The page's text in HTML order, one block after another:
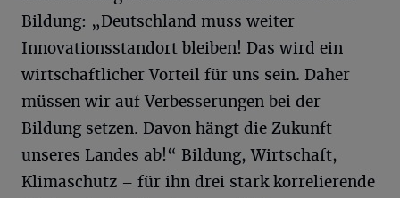
Bildung: „Deutschland muss weiter
Innovationsstandort bleiben! Das wird ein
wirtschaftlicher Vorteil für uns sein. Daher
müssen wir auf Verbesserungen bei der
Bildung setzen. Davon hängt die Zukunft
unseres Landes ab!“ Bildung, Wirtschaft,
Klimaschutz – für ihn drei stark korrelierende